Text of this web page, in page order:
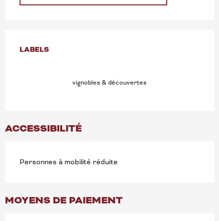
OFFRES DE PRESTATIONS
LABELS
LABELS
vignobles & découvertes
ACCESSIBILITÉ
Personnes à mobilité réduite
MOYENS DE PAIEMENT